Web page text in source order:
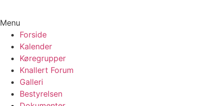
Menu
Forside
Kalender
Køregrupper
Knallert Forum
Galleri
Bestyrelsen